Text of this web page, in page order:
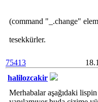
(command "_.change"
tesekkürler.
75413
halilozcakir
Merhabalar aşağıdaki